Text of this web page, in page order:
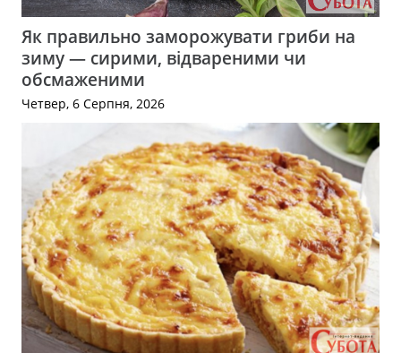
Як правильно заморожувати гриби на
зиму — сирими, відвареними чи
обсмаженими
Четвер, 6 Серпня, 2026